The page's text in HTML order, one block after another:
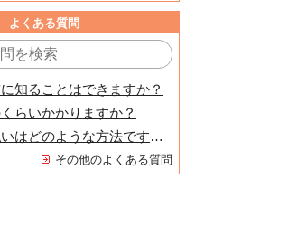
よくある質問
知ることはできますか？
らいかかりますか？
代金の支払いはどのような方法ですか？
その他のよくある質問